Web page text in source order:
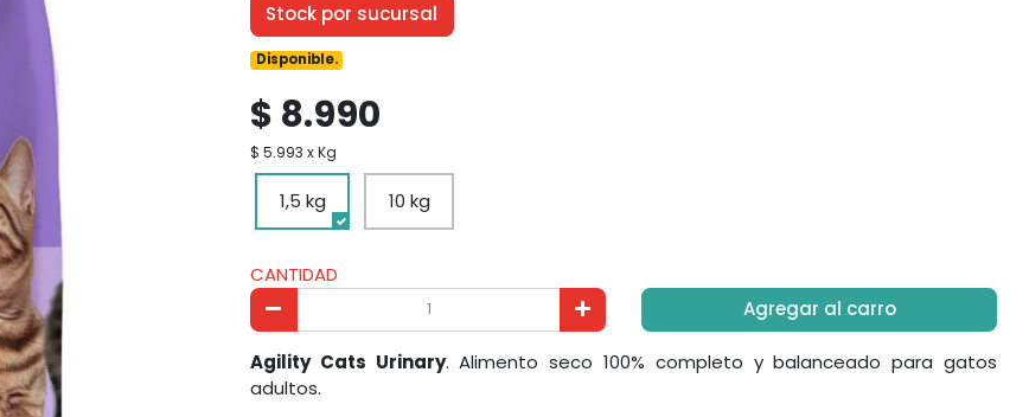
Stock por sucursal
Disponible.
$ 8.990
$ 5.993 x Kg
1,5 kg 10 kg
CANTIDAD
Agregar al carro
Agility Cats Urinary. Alimento seco 100% completo y balanceado para gatos
adultos.